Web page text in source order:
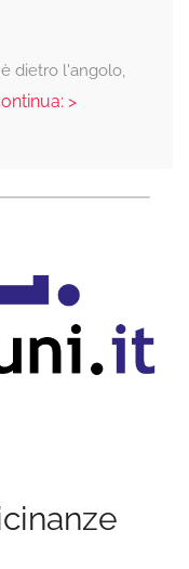
dietro l'angolo,
>